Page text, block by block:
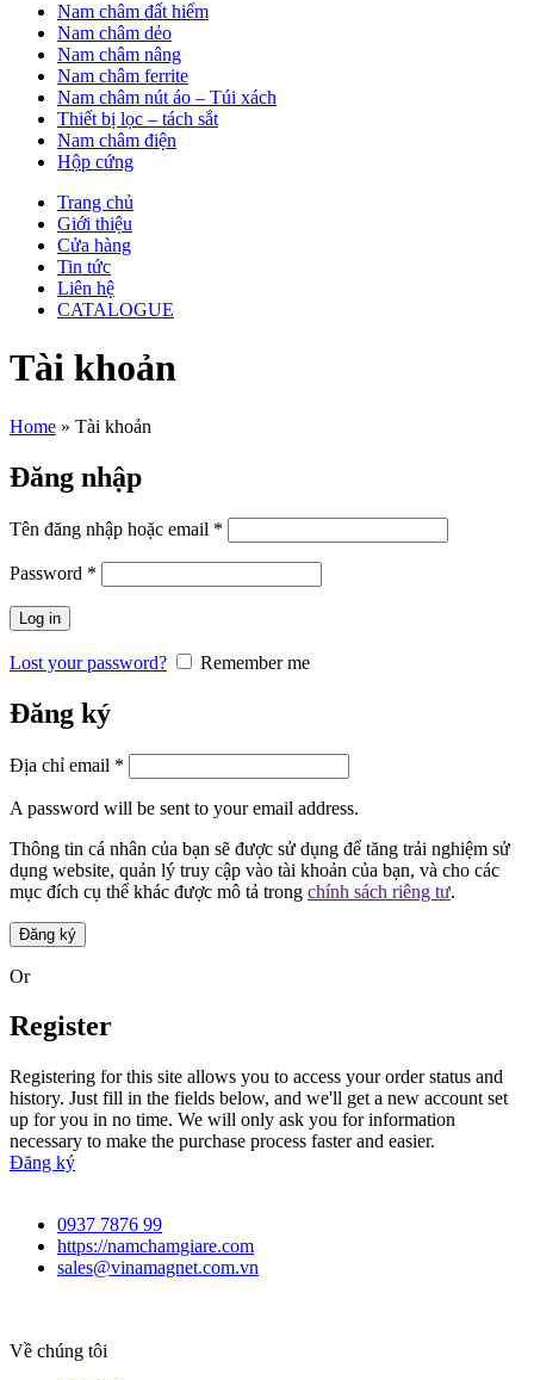
Nam châm đất hiếm
Nam châm dẻo
Nam châm nâng
Nam châm ferrite
Nam châm nút áo – Túi xách
Thiết bị lọc – tách sắt
Nam châm điện
Hộp cứng
Trang chủ
Giới thiệu
Cửa hàng
Tin tức
Liên hệ
CATALOGUE
Tài khoản
Home » Tài khoản
Đăng nhập
Tên đăng nhập hoặc email *
Password *
Log in
Lost your password? Remember me
Đăng ký
Địa chỉ email *
A password will be sent to your email address.
Thông tin cá nhân của bạn sẽ được sử dụng để tăng trải nghiệm sử
dụng website, quản lý truy cập vào tài khoản của bạn, và cho các
mục đích cụ thể khác được mô tả trong chính sách riêng tư.
Đăng ký
Or
Register
Registering for this site allows you to access your order status and
history. Just fill in the fields below, and we'll get a new account set
up for you in no time. We will only ask you for information
necessary to make the purchase process faster and easier.
Đăng ký
0937 7876 99
https://namchamgiare.com
sales@vinamagnet.com.vn
Về chúng tôi